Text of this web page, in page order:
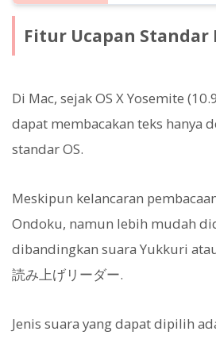
Fitur Ucapan Standar
Di Mac, sejak OS X Yosemite
dapat membacakan teks hanya
standar OS.
Meskipun kelancaran
Ondoku, namun lebih mudah
dibandingkan suara Yukkuri
読み上げリーダー.
Jenis suara yang dapat dipilih